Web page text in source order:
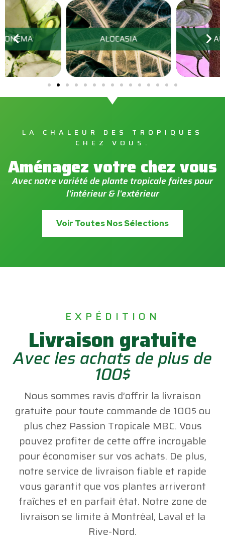
LA CHALEUR DES TROPIQUES
CHEZ VOUS.
Aménagez votre chez vous
Avec notre variété de plante tropicale faites pour
l'intérieur & l'extérieur
Voir Toutes Nos Sélections
EXPÉDITION
Livraison gratuite
Avec les achats de plus de
100$
Nous sommes ravis d’offrir la livraison
gratuite pour toute commande de 100$ ou
plus chez Passion Tropicale MBC. Vous
pouvez profiter de cette offre incroyable
pour économiser sur vos achats. De plus,
notre service de livraison fiable et rapide
vous garantit que vos plantes arriveront
fraîches et en parfait état. Notre zone de
livraison se limite à Montréal, Laval et la
Rive-Nord.